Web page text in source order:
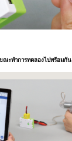
ณะทำการทดลองไปพร้อมกัน